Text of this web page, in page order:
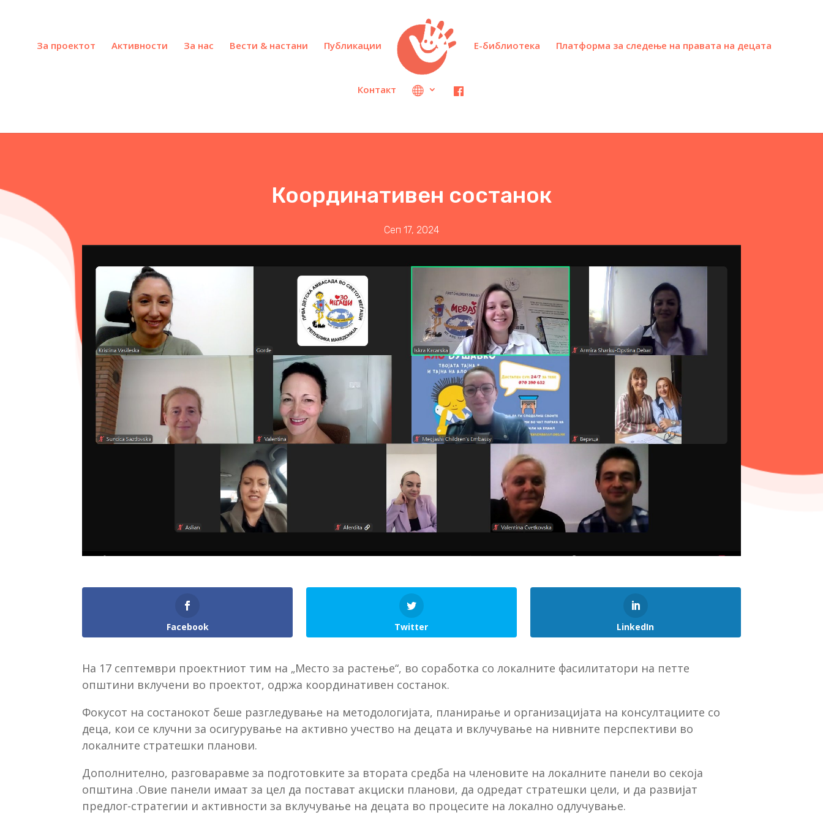
За проектот Активности За нас Вести & настани Публикации Е-библиотека Платформа за следење на правата на децата
Контакт
Координативен состанок
Сеп 17, 2024
Facebook Twitter LinkedIn
На 17 септември проектниот тим на „Место за растење“, во соработка со локалните фасилитатори на петте
општини вклучени во проектот, одржа координативен состанок.
Фокусот на состанокот беше разгледување на методологијата, планирање и организацијата на консултациите со
деца, кои се клучни за осигурување на активно учество на децата и вклучување на нивните перспективи во
локалните стратешки планови.
Дополнително, разговаравме за подготовките за втората средба на членовите на локалните панели во секоја
општина .Овие панели имаат за цел да постават акциски планови, да одредат стратешки цели, и да развијат
предлог-стратегии и активности за вклучување на децата во процесите на локално одлучување.